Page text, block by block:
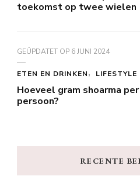
toekomst op twee wielen
GEÜPDATET OP 6 JUNI 2024
ETEN EN DRINKEN LIFESTYLE
Hoeveel gram shoarma per
persoon?
RECENTE